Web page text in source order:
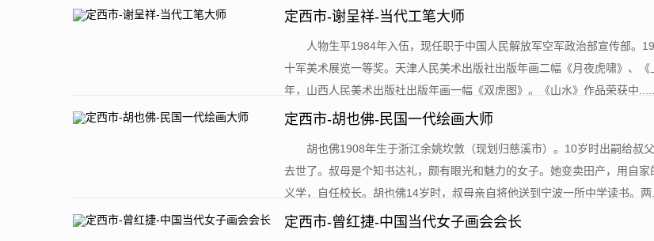
定西市-谢呈祥-当代工笔大师
人物生平1984年入伍，现任职于中国人民解放军空军政治部宣传部。
十军美术展览一等奖。天津人民美术出版社出版年画二幅《月夜虎啸》、
年，山西人民美术出版社出版年画一幅《双虎图》。《山水》作品荣获中......
定西市-胡也佛-民国一代绘画大师
胡也佛1908年生于浙江余姚坎敦（现划归慈溪市）。10岁时出嗣给叔
去世了。叔母是个知书达礼，颇有眼光和魅力的女子。她变卖田产，用自
义学，自任校长。胡也佛14岁时，叔母亲自将他送到宁波一所中学读书。两
定西市-曾红捷-中国当代女子画会会长